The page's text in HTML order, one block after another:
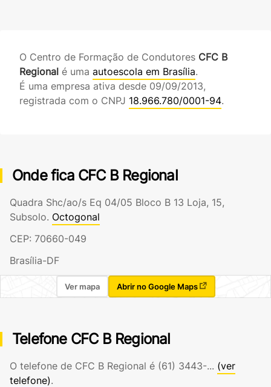
O Centro de Formação de Condutores CFC B
Regional é uma autoescola em Brasília.
É uma empresa ativa desde 09/09/2013,
registrada com o CNPJ 18.966.780/0001-94.
Onde fica CFC B Regional
Quadra Shc/ao/s Eq 04/05 Bloco B 13 Loja, 15,
Subsolo. Octogonal
CEP: 70660-049
Brasília-DF
Ver mapa Abrir no Google Maps
Telefone CFC B Regional
O telefone de CFC B Regional é (61) 3443-... (ver
telefone).